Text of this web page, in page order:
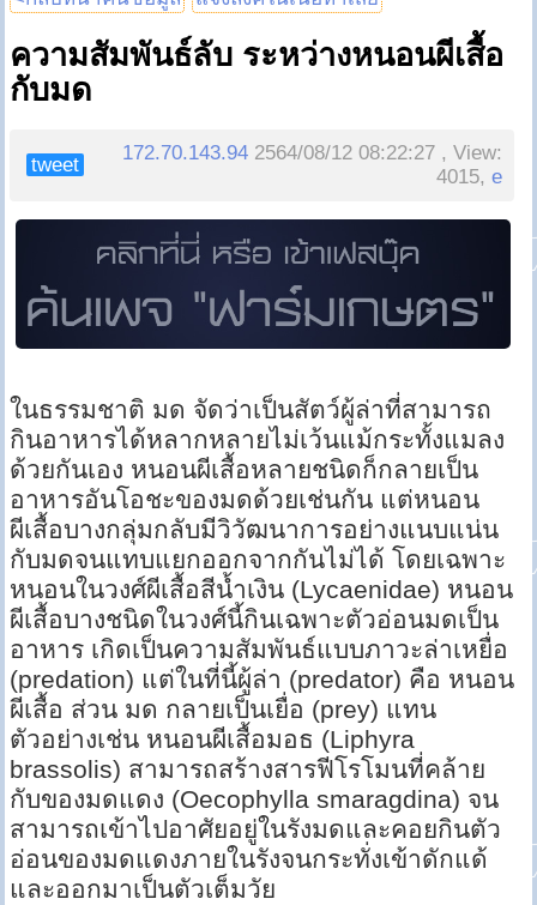
ความสัมพันธ์ลับ ระหว่างหนอนผีเสื้อ
กับมด
tweet
172.70.143.94 2564/08/12 08:22:27 , View:
4015,e
ในธรรมชาติ มด จัดว่าเป็นสัตว์ผู้ล่าที่สามารถ
กินอาหารได้หลากหลายไม่เว้นแม้กระทั้งแมลง
ด้วยกันเอง หนอนผีเสื้อหลายชนิดก็กลายเป็น
อาหารอันโอชะของมดด้วยเช่นกัน แต่หนอน
ผีเสื้อบางกลุ่มกลับมีวิวัฒนาการอย่างแนบแน่น
กับมดจนแทบแยกออกจากกันไม่ได้ โดยเฉพาะ
หนอนในวงศ์ผีเสื้อสีน้ำเงิน (Lycaenidae) หนอน
ผีเสื้อบางชนิดในวงศ์นี้กินเฉพาะตัวอ่อนมดเป็น
อาหาร เกิดเป็นความสัมพันธ์แบบภาวะล่าเหยื่อ
(predation) แต่ในที่นี้ผู้ล่า (predator) คือ หนอน
ผีเสื้อ ส่วน มด กลายเป็นเยื่อ (prey) แทน
ตัวอย่างเช่น หนอนผีเสื้อมอธ (Liphyra
brassolis) สามารถสร้างสารฟีโรโมนที่คล้าย
กับของมดแดง (Oecophylla smaragdina) จน
สามารถเข้าไปอาศัยอยู่ในรังมดและคอยกินตัว
อ่อนของมดแดงภายในรังจนกระทั่งเข้าดักแด้
และออกมาเป็นตัวเต็มวัย